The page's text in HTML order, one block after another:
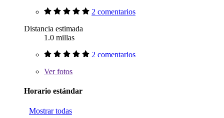
2 comentarios
Distancia estimada
1.0 millas
2 comentarios
Verfotos
Horario estándar
Mostrar todas